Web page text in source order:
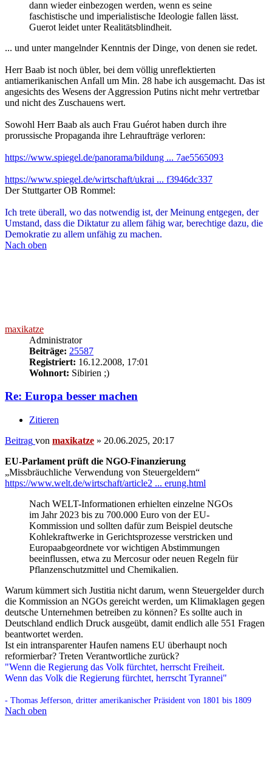
dann wieder einbezogen werden, wenn es seine
faschistische und imperialistische Ideologie fallen lässt.
Guerot leidet unter Realitätsblindheit.
... und unter mangelnder Kenntnis der Dinge, von denen sie redet.
Herr Baab ist noch übler, bei dem völlig unreflektierten
antiamerikanischen Anfall um Min. 28 habe ich ausgemacht. Das ist
angesichts des Wesens der Aggression Putins nicht mehr vertretbar
und nicht des Zuschauens wert.
Sowohl Herr Baab als auch Frau Guérot haben durch ihre
prorussische Propaganda ihre Lehraufträge verloren:
https://www.spiegel.de/panorama/bildung ... 7ae5565093
https://www.spiegel.de/wirtschaft/ukrai ... f3946dc337
Der Stuttgarter OB Rommel:
Ich trete überall, wo das notwendig ist, der Meinung entgegen, der
Umstand, dass die Diktatur zu allem fähig war, berechtige dazu, die
Demokratie zu allem unfähig zu machen.
Nach oben
maxikatze
Administrator
Beiträge: 25587
Registriert: 16.12.2008, 17:01
Wohnort: Sibirien ;)
Re: Europa besser machen
Zitieren
Beitrag von maxikatze » 20.06.2025, 20:17
EU-Parlament prüft die NGO-Finanzierung
„Missbräuchliche Verwendung von Steuergeldern“
https://www.welt.de/wirtschaft/article2 ... erung.html
Nach WELT-Informationen erhielten einzelne NGOs
im Jahr 2023 bis zu 700.000 Euro von der EU-
Kommission und sollten dafür zum Beispiel deutsche
Kohlekraftwerke in Gerichtsprozesse verstricken und
Europaabgeordnete vor wichtigen Abstimmungen
beeinflussen, etwa zu Mercosur oder neuen Regeln für
Pflanzenschutzmittel und Chemikalien.
Warum kümmert sich Justitia nicht darum, wenn Steuergelder durch
die Kommission an NGOs gereicht werden, um Klimaklagen gegen
deutsche Unternehmen betreiben zu können? Es sollte auch in
Deutschland endlich Druck ausgeübt, damit endlich alle 551 Fragen
beantwortet werden.
Ist ein intransparenter Haufen namens EU überhaupt noch
reformierbar? Treten Verantwortliche zurück?
"Wenn die Regierung das Volk fürchtet, herrscht Freiheit.
Wenn das Volk die Regierung fürchtet, herrscht Tyrannei"
- Thomas Jefferson, dritter amerikanischer Präsident von 1801 bis 1809
Nach oben